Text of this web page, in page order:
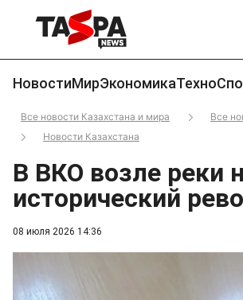
НовостиМирЭкономикаТехно
Все новости Казахстана и мира
Все
Новости Казахстана
08 июля 2026 14:36
В ВКО возле реки
исторический